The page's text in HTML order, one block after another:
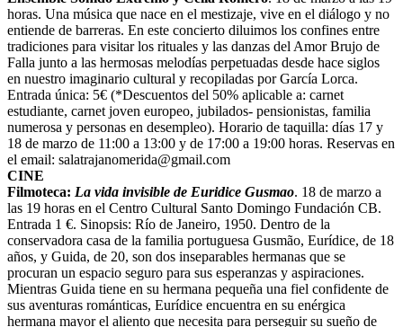
horas. Una música que nace en el mestizaje, vive en el diálogo y no
entiende de barreras. En este concierto diluimos los confines entre
tradiciones para visitar los rituales y las danzas del Amor Brujo de
Falla junto a las hermosas melodías perpetuadas desde hace siglos
en nuestro imaginario cultural y recopiladas por García Lorca.
Entrada única: 5€ (*Descuentos del 50% aplicable a: carnet
estudiante, carnet joven europeo, jubilados- pensionistas, familia
numerosa y personas en desempleo). Horario de taquilla: días 17 y
18 de marzo de 11:00 a 13:00 y de 17:00 a 19:00 horas. Reservas en
el email: salatrajanomerida@gmail.com
CINE
Filmoteca: La vida invisible de Euridice Gusmao. 18 de marzo a
las 19 horas en el Centro Cultural Santo Domingo Fundación CB.
Entrada 1 €. Sinopsis: Río de Janeiro, 1950. Dentro de la
conservadora casa de la familia portuguesa Gusmão, Eurídice, de 18
años, y Guida, de 20, son dos inseparables hermanas que se
procuran un espacio seguro para sus esperanzas y aspiraciones.
Mientras Guida tiene en su hermana pequeña una fiel confidente de
sus aventuras románticas, Eurídice encuentra en su enérgica
hermana mayor el aliento que necesita para perseguir su sueño de